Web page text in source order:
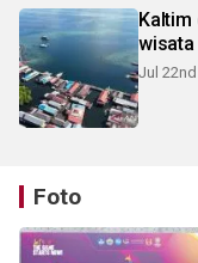
Kaltim
wisata
Jul 22nd
Foto